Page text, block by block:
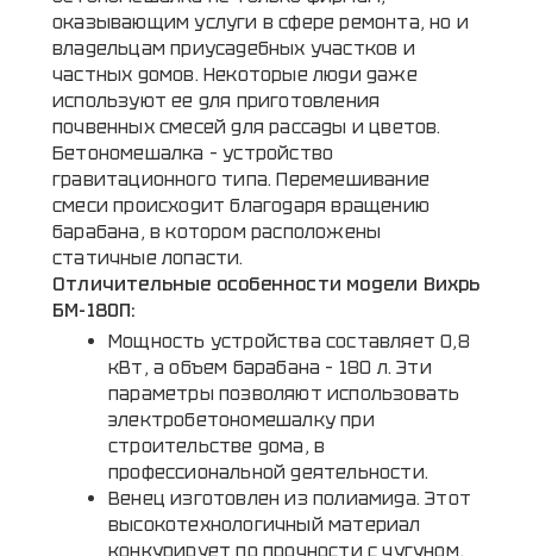
оказывающим услуги в сфере ремонта, но и
владельцам приусадебных участков и
частных домов. Некоторые люди даже
используют ее для приготовления
почвенных смесей для рассады и цветов.
Бетономешалка – устройство
гравитационного типа. Перемешивание
смеси происходит благодаря вращению
барабана, в котором расположены
статичные лопасти.
Отличительные особенности модели Вихрь
БМ-180П:
Мощность устройства составляет 0,8
кВт, а объем барабана – 180 л. Эти
параметры позволяют использовать
электробетономешалку при
строительстве дома, в
профессиональной деятельности.
Венец изготовлен из полиамида. Этот
высокотехнологичный материал